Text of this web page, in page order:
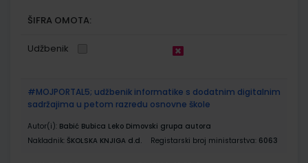
ŠIFRA OMOTA:
Udžbenik
#MOJPORTAL5; udžbenik informatike s dodatnim digitalnim
sadržajima u petom razredu osnovne škole
Autor(i): Babić Bubica Leko Dimovski grupa autora
Nakladnik: ŠKOLSKA KNJIGA d.d. Registarski broj ministarstva: 6063